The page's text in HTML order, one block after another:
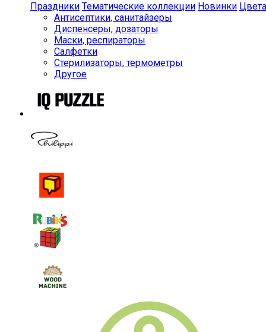
Праздники Тематические коллекции Новинки Цвета
Антисептики, санитайзеры
Диспенсеры, дозаторы
Маски, респираторы
Салфетки
Стерилизаторы, термометры
Другое